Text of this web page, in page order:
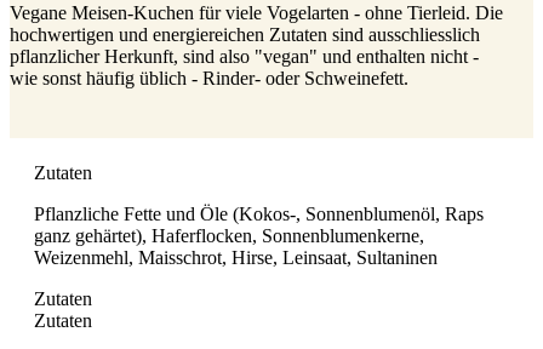
Vegane Meisen-Kuchen für viele Vogelarten - ohne Tierleid. Die
hochwertigen und energiereichen Zutaten sind ausschliesslich
pflanzlicher Herkunft, sind also "vegan" und enthalten nicht -
wie sonst häufig üblich - Rinder- oder Schweinefett.
Zutaten
Pflanzliche Fette und Öle (Kokos-, Sonnenblumenöl, Raps
ganz gehärtet), Haferflocken, Sonnenblumenkerne,
Weizenmehl, Maisschrot, Hirse, Leinsaat, Sultaninen
Zutaten
Zutaten